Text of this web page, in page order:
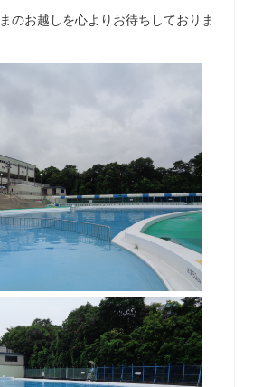
のお越しを心よりお待ちしておりま